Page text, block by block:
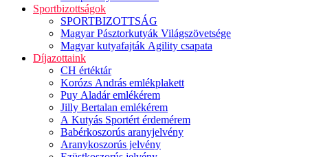
Sportbizottságok
SPORTBIZOTTSÁG
Magyar Pásztorkutyák Világszövetsége
Magyar kutyafajták Agility csapata
Díjazottaink
CH értéktár
Korózs András emlékplakett
Puy Aladár emlékérem
Jilly Bertalan emlékérem
A Kutyás Sportért érdemérem
Babérkoszorús aranyjelvény
Aranykoszorús jelvény